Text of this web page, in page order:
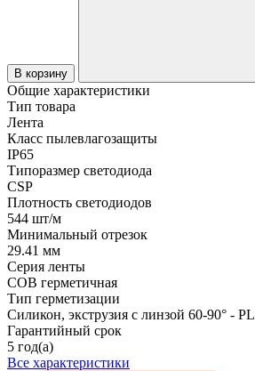
В корзину
Общие характеристики
Тип товара
Лента
Класс пылевлагозащиты
IP65
Типоразмер светодиода
CSP
Плотность светодиодов
544 шт/м
Минимальный отрезок
29.41 мм
Серия ленты
COB герметичная
Тип герметизации
Силикон, экструзия с линзой 60-90° - PL
Гарантийный срок
5 год(а)
Все характеристики